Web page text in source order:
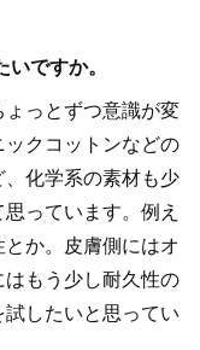
ですか。
っとずつ意識が変
クコットンなどの
化学系の素材も少
っています。例え
か。皮膚側にはオ
もう少し耐久性の
したいと思ってい